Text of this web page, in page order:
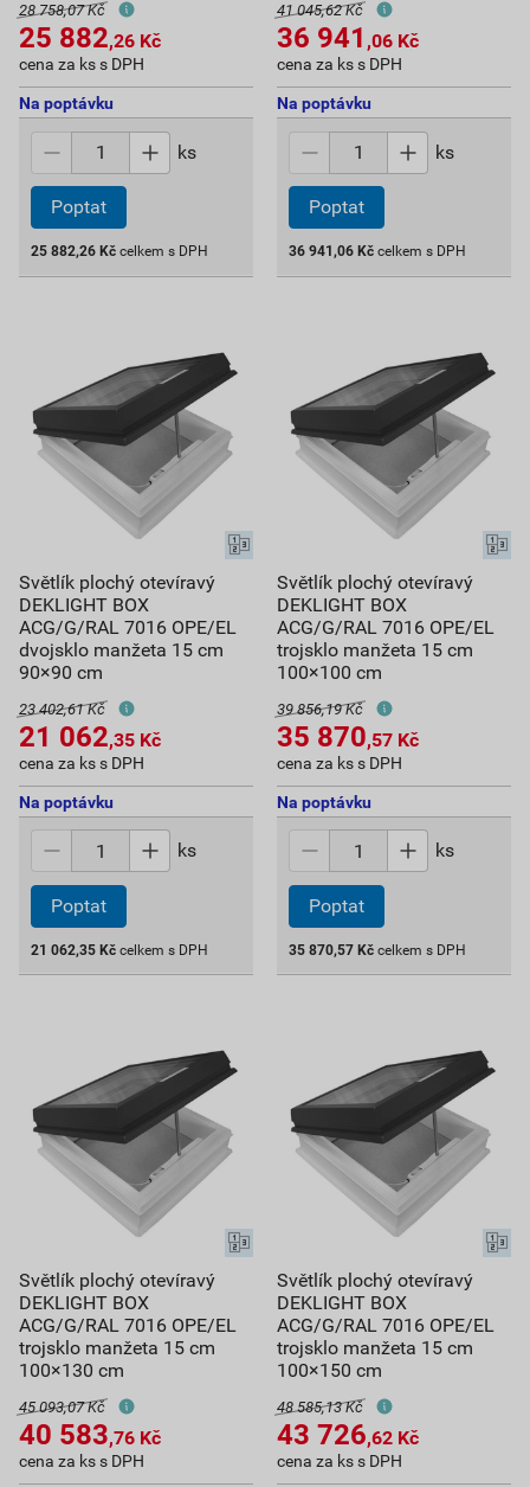
28 758,07 Kč
25 882,26 Kč
cena za ks s DPH
Na poptávku
ks
Poptat
25 882,26 Kč celkem s DPH
41 045,62 Kč
36 941 ,06 Kč
cena za ks s DPH
Na poptávku
ks
Poptat
36 941,06 Kč celkem s DPH
Světlík plochý otevíravý
DEKLIGHT BOX
ACG/G/RAL 7016 OPE/EL
dvojsklo manžeta 15 cm
90×90 cm
23 402,61 Kč
21 062,35 Kč
cena za ks s DPH
Na poptávku
ks
Poptat
21 062,35 Kč celkem s DPH
Světlík plochý otevíravý
DEKLIGHT BOX
ACG/G/RAL 7016 OPE/EL
trojsklo manžeta 15 cm
100×100 cm
39 856,19 Kč
35 870,57 Kč
cena za ks s DPH
Na poptávku
ks
Poptat
35 870,57 Kč celkem s DPH
Světlík plochý otevíravý
DEKLIGHT BOX
ACG/G/RAL 7016 OPE/EL
trojsklo manžeta 15 cm
100×130 cm
45 093,07 Kč
40 583,76 Kč
cena za ks s DPH
Světlík plochý otevíravý
DEKLIGHT BOX
ACG/G/RAL 7016 OPE/EL
trojsklo manžeta 15 cm
100×150 cm
48 585,13 Kč
43 726,62 Kč
cena za ks s DPH